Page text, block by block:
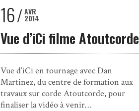
16 AVR
2014
Vue d’iCi filme Atoutcorde
Vue d’iCi en tournage avec Dan
Martinez, du centre de formation aux
travaux sur corde Atoutcorde, pour
finaliser la vidéo à venir…